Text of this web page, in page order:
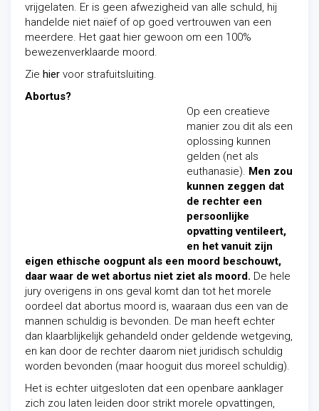
vrijgelaten. Er is geen afwezigheid van alle schuld, hij
handelde niet naïef of op goed vertrouwen van een
meerdere. Het gaat hier gewoon om een 100%
bewezenverklaarde moord.
Zie hier voor strafuitsluiting.
Abortus?
Op een creatieve
manier zou dit als een
oplossing kunnen
gelden (net als
euthanasie). Men zou
kunnen zeggen dat
de rechter een
persoonlijke
opvatting ventileert,
en het vanuit zijn
eigen ethische oogpunt als een moord beschouwt,
daar waar de wet abortus niet ziet als moord. De hele
jury overigens in ons geval komt dan tot het morele
oordeel dat abortus moord is, waaraan dus een van de
mannen schuldig is bevonden. De man heeft echter
dan klaarblijkelijk gehandeld onder geldende wetgeving,
en kan door de rechter daarom niet juridisch schuldig
worden bevonden (maar hooguit dus moreel schuldig).
Het is echter uitgesloten dat een openbare aanklager
zich zou laten leiden door strikt morele opvattingen,